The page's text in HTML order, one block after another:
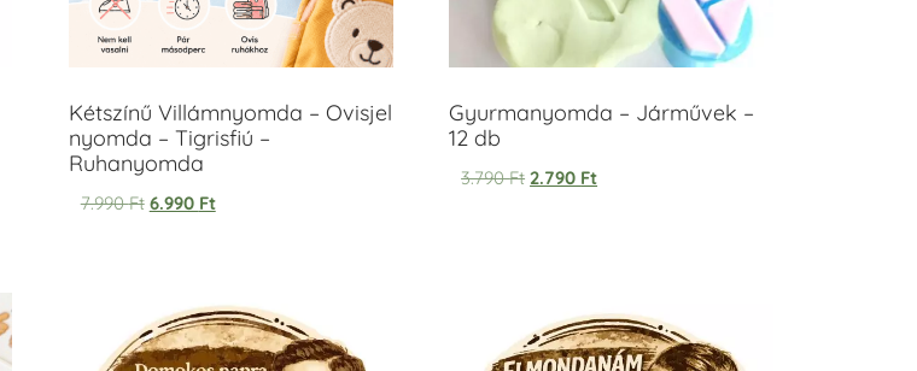
Kétszínű Villámnyomda – Ovisjel
nyomda – Tigrisfiú –
Ruhanyomda
7.990Ft 6.990 Ft
Gyurmanyomda – Járművek –
12 db
3.790Ft 2.790 Ft